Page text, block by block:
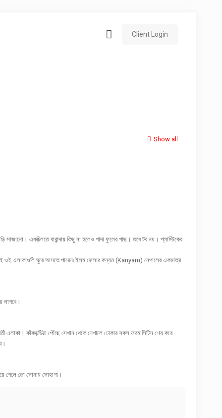
Client Login
Show all
সাজানো। একচিলতে বারান্দায় কিছু না হলেও গাদা ফুলের গাছ। তবে টব নয়। প্লাস্টিকের
ওই এলাকাগুলি ঘুরে আসতে পারেন৷ ইলম জেলার কন্যম (Kanyam) নেপালের একমাত্র
লাগবে।
এলাকা। কাঁকড়ভিটা পৌঁছে সেখান থেকে নেপালে ঢোকার সকল ফরমালিটিস শেষ করে
গেলে তো সোনায় সোহাগা।